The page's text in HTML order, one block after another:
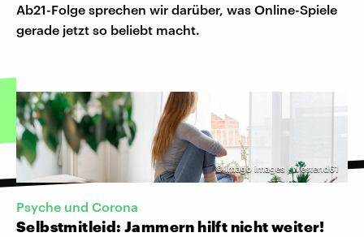
Ab21-Folge sprechen wir darüber, was Online-Spiele
gerade jetzt so beliebt macht.
©imago images | Westend61
Psyche und Corona
Selbstmitleid: Jammern hilft nicht weiter!